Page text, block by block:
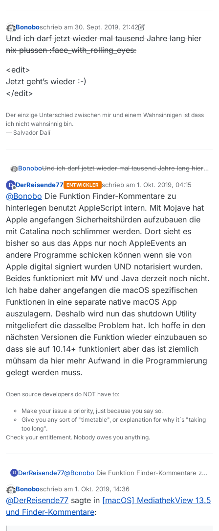
Offline
Bonoboschrieb am 30. Sept. 2019, 21:42
zuletzt editiert von Bonobo10. Jan. 2019, 16:39
Und ich darf jetzt wieder mal tausend Jahre lang hier
nix plussen :face_with_rolling_eyes:
<edit>
Jetzt geht’s wieder :-)
</edit>
Der einzige Unterschied zwischen mir und einem Wahnsinnigen ist dass
ich nicht wahnsinnig bin.
— Salvador Dalí
BonoboUnd ich darf jetzt wieder mal tausend Jahre lang hier
<edit>
Jetzt geht’s wieder :-)
</edit>
D
Offline
DerReisende77 ENTWICKLER schrieb am 1. Okt. 2019, 04:15
zuletzt editiert von
@Bonobo Die Funktion Finder-Kommentare zu
hinterlegen benutzt AppleScript intern. Mit Mojave hat
Apple angefangen Sicherheitshürden aufzubauen die
mit Catalina noch schlimmer werden. Dort sieht es
bisher so aus das Apps nur noch AppleEvents an
andere Programme schicken können wenn sie von
Apple digital signiert wurden UND notarisiert wurden.
Beides funktioniert mit MV und Java derzeit noch nicht.
Ich habe daher angefangen die macOS spezifischen
Funktionen in eine separate native macOS App
auszulagern. Deshalb wird nun das shutdown Utility
mitgeliefert die dasselbe Problem hat. Ich hoffe in den
nächsten Versionen die Funktion wieder einzubauen so
dass sie auf 10.14+ funktioniert aber das ist ziemlich
mühsam da hier mehr Aufwand in die Programmierung
gelegt werden muss.
Open source developers do NOT have to:
Make your issue a priority, just because you say so.
Give you any sort of "timetable", or explanation for why it´s "taking
too long".
Check your entitlement. Nobody owes you anything.
D DerReisende77@Bonobo Die Funktion Finder-Kommentare zu
Mojave hat Apple angefangen
Sicherheitshürden aufzubauen die mit Catalina
noch schlimmer werden. Dort sieht es bisher
Offline
Bonoboschrieb am 1. Okt. 2019, 14:36
zuletzt editiert von
@DerReisende77 sagte in [macOS] MediathekView 13.5
und Finder-Kommentare: